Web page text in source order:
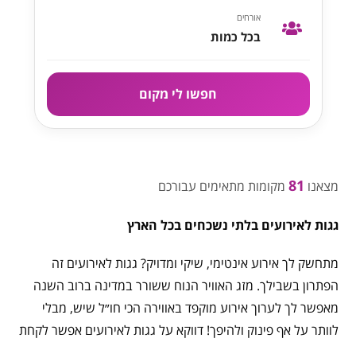
אורחים
בכל כמות
חפשו לי מקום
מצאנו 81 מקומות מתאימים עבורכם
גגות לאירועים בלתי נשכחים בכל הארץ
מתחשק לך אירוע אינטימי, שיקי ומדויק? גגות לאירועים זה
הפתרון בשבילך. מזג האוויר הנוח ששורר במדינה ברוב השנה
מאפשר לך לערוך אירוע מוקפד באווירה הכי חו״ל שיש, מבלי
לוותר על אף פינוק ולהיפך! דווקא על גגות לאירועים אפשר לקחת